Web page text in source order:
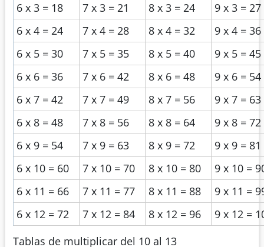
6 x 3 = 18
7 x 3 = 21 8 x 3 = 24
9 x 3 = 27
6 x 4 = 24
7 x 4 = 28 8 x 4 = 32
9 x 4 = 36
6 x 5 = 30
7 x 5 = 35 8 x 5 = 40
9 x 5 = 45
6 x 6 = 36
7 x 6 = 42 8 x 6 = 48
9 x 6 = 54
6 x 7 = 42
7 x 7 = 49 8 x 7 = 56
9 x 7 = 63
6 x 8 = 48
7 x 8 = 56 8 x 8 = 64
9 x 8 = 72
6 x 9 = 54
7 x 9 = 63 8 x 9 = 72
9 x 9 = 81
6 x 10 = 60
7 x 10 = 70 8 x 10 = 80
9 x 10 =
6 x 11 = 66
7 x 11 = 77 8 x 11 = 88
9 x 11 =
6 x 12 = 72
7 x 12 = 84 8 x 12 = 96
9 x 12 =
Tablas de multiplicar del 10 al 13